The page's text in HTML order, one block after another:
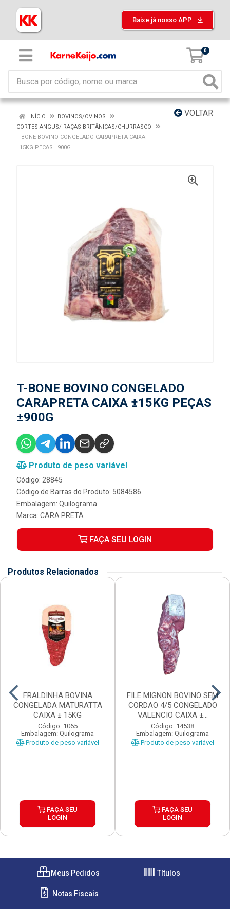
Baixe já nosso APP
0
VOLTAR
INÍCIO
BOVINOS/OVINOS
CORTES ANGUS/ RAÇAS BRITÂNICAS/CHURRASCO
T-BONE BOVINO CONGELADO CARAPRETA CAIXA
±15KG PECAS ±900G
T-BONE BOVINO CONGELADO
CARAPRETA CAIXA ±15KG PEÇAS
±900G
Produto de peso variável
Código: 28845
Código de Barras do Produto: 5084586
Embalagem: Quilograma
Marca: CARA PRETA
FAÇA SEU LOGIN
Produtos Relacionados
FRALDINHA BOVINA
CONGELADA MATURATTA
CAIXA ± 15KG
Código: 1065
Embalagem: Quilograma
Produto de peso variável
FAÇA SEU
LOGIN
FILE MIGNON BOVINO SEM
CORDAO 4/5 CONGELADO
VALENCIO CAIXA ±...
Código: 14538
Embalagem: Quilograma
Produto de peso variável
FAÇA SEU
LOGIN
Meus Pedidos Títulos
Notas Fiscais